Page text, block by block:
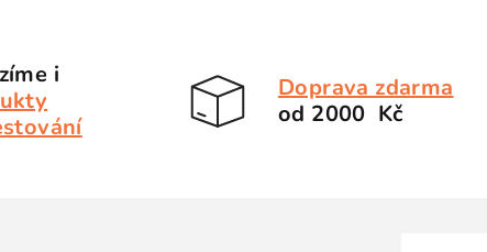
i
Doprava zdarma
od 2000 Kč